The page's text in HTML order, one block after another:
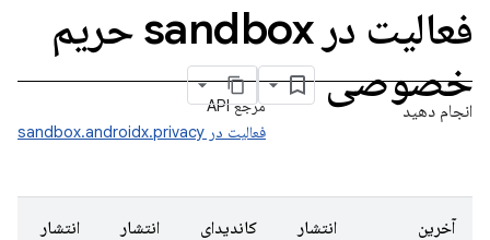
فعالیت در sandbox حریم
خصوصی
مرجع API
فعالیت در sandbox.androidx.privacy
انجام دهید
آخرین
انتشار
کاندیدای
انتشار
انتشار